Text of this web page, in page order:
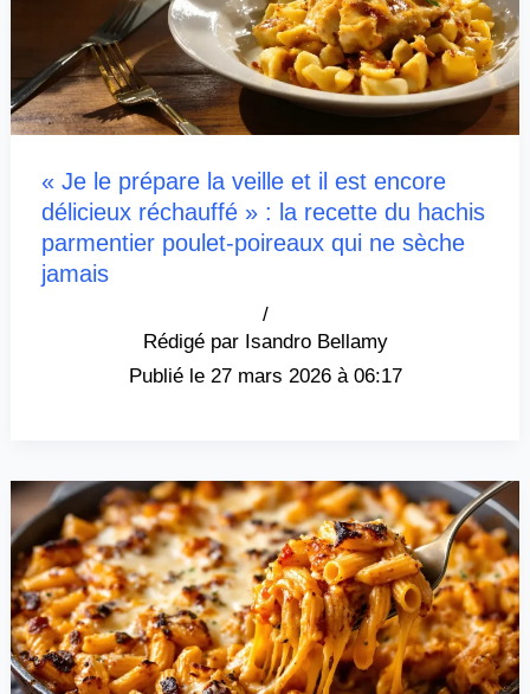
« Je le prépare la veille et il est encore
délicieux réchauffé » : la recette du hachis
parmentier poulet-poireaux qui ne sèche
jamais
Isandro Bellamy
/
27 mars 2026 à 06:17